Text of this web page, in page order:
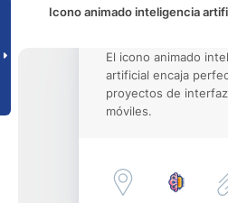
Icono animado inteligencia
El icono animado
artificial encaja
proyectos de
móviles.